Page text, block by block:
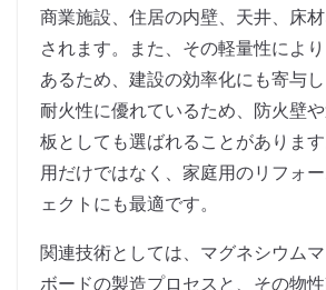
商業施設、住居の内壁、天井、床
されます。また、その軽量性によ
あるため、建設の効率化にも寄与し
耐火性に優れているため、防火壁
板としても選ばれることがありま
用だけではなく、家庭用のリフォ
ェクトにも最適です。
関連技術としては、マグネシウム
ボードの製造プロセスと、その物